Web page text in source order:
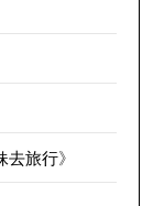
去旅行》